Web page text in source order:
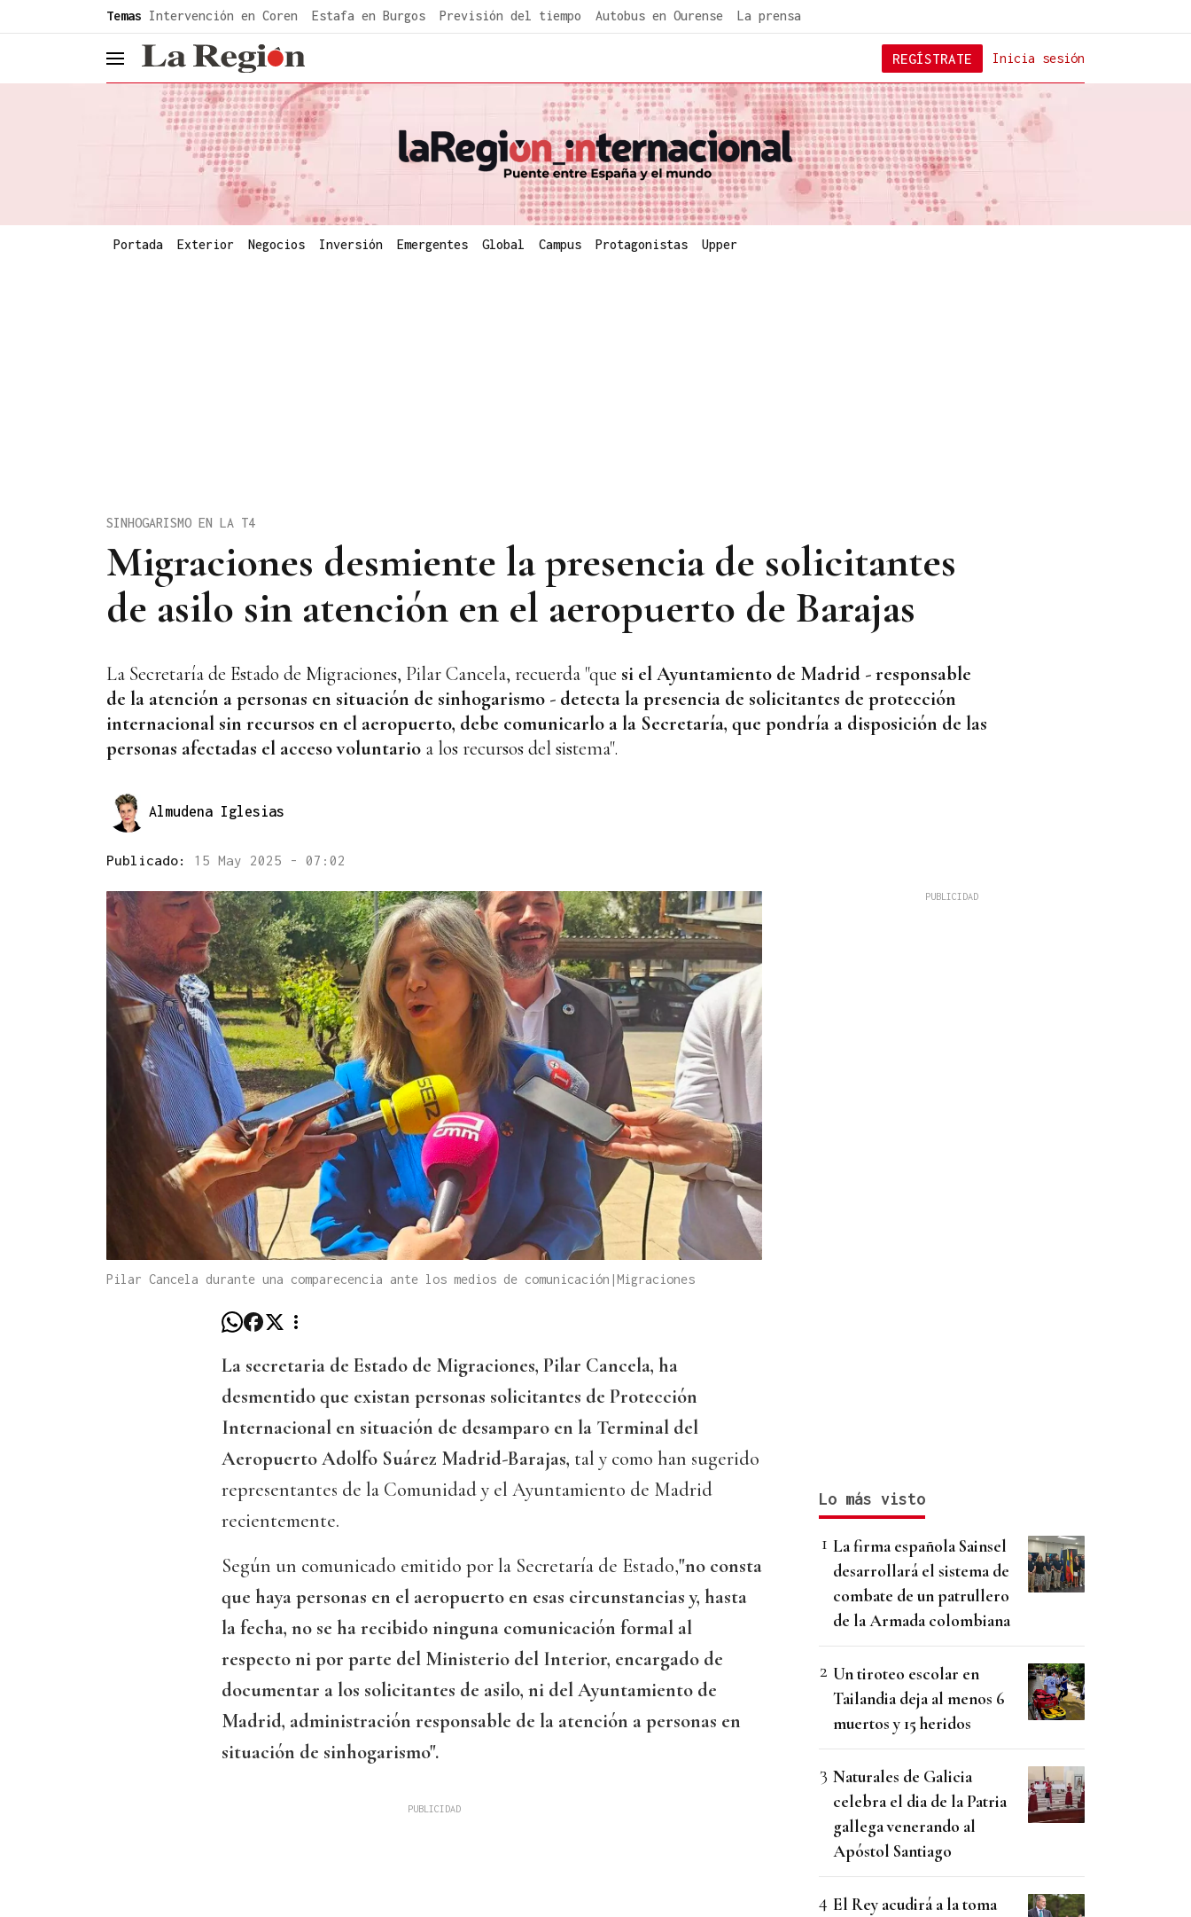
Temas Intervención en Coren Estafa en Burgos Previsión del tiempo Autobus en Ourense La prensa
header.menu.open Inicia sesión
REGÍSTRATE
Portada Exterior Negocios Inversión Emergentes Global Campus Protagonistas Upper
Migraciones desmiente la presencia de solicitantes
de asilo sin atención en el aeropuerto de Barajas
SINHOGARISMO EN LA T4
La Secretaría de Estado de Migraciones, Pilar Cancela, recuerda "que si el Ayuntamiento de Madrid - responsable
de la atención a personas en situación de sinhogarismo - detecta la presencia de solicitantes de protección
internacional sin recursos en el aeropuerto, debe comunicarlo a la Secretaría, que pondría a disposición de las
personas afectadas el acceso voluntario a los recursos del sistema".
Almudena Iglesias
Publicado: 15 May 2025 - 07:02
Pilar Cancela durante una comparecencia ante los medios de comunicación|Migraciones
La secretaria de Estado de Migraciones, Pilar Cancela, ha
desmentido que existan personas solicitantes de Protección
Internacional en situación de desamparo en la Terminal del
Aeropuerto Adolfo Suárez Madrid-Barajas, tal y como han sugerido
representantes de la Comunidad y el Ayuntamiento de Madrid
recientemente.
Según un comunicado emitido por la Secretaría de Estado,"no consta
que haya personas en el aeropuerto en esas circunstancias y, hasta
la fecha, no se ha recibido ninguna comunicación formal al
respecto ni por parte del Ministerio del Interior, encargado de
documentar a los solicitantes de asilo, ni del Ayuntamiento de
Madrid, administración responsable de la atención a personas en
situación de sinhogarismo".
Lo más visto
La firma española Sainsel
desarrollará el sistema de
combate de un patrullero
de la Armada colombiana
Un tiroteo escolar en
Tailandia deja al menos 6
muertos y 15 heridos
Naturales de Galicia
celebra el dia de la Patria
gallega venerando al
Apóstol Santiago
El Rey acudirá a la toma